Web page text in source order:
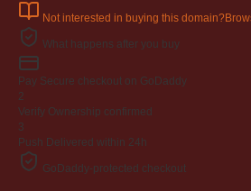
Not interested in buying this domain?
What happens after you buy
Pay Secure checkout on GoDaddy
2
Verify Ownership confirmed
3
Push Delivered within 24h
GoDaddy-protected checkout